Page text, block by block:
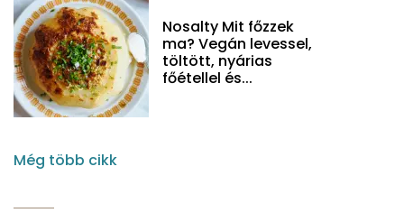
Nosalty Mit főzzek
ma? Vegán levessel,
töltött, nyárias
főétellel és...
Még több cikk